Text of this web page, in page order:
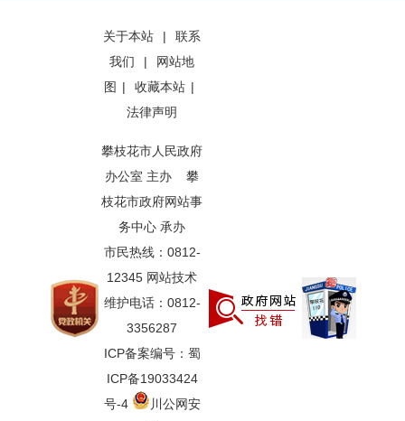
关于本站 |
联系
我们
|
网站地
图 | 收藏本站 |
法律声明
攀枝花市人民政府
办公室 主办 攀
枝花市政府网站事
务中心 承办
市民热线：0812-
12345 网站技术
维护电话：0812-
3356287
ICP备案编号：蜀
ICP备19033424
号-4
川公网安